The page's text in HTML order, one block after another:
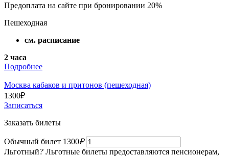
Предоплата на сайте при бронировании 20%
Пешеходная
см. расписание
2 часа
Подробнее
Москва кабаков и притонов (пешеходная)
1300₽
Записаться
Заказать билеты
Обычный билет 1300₽
Льготный? Льготные билеты предоставляются пенсионерам,